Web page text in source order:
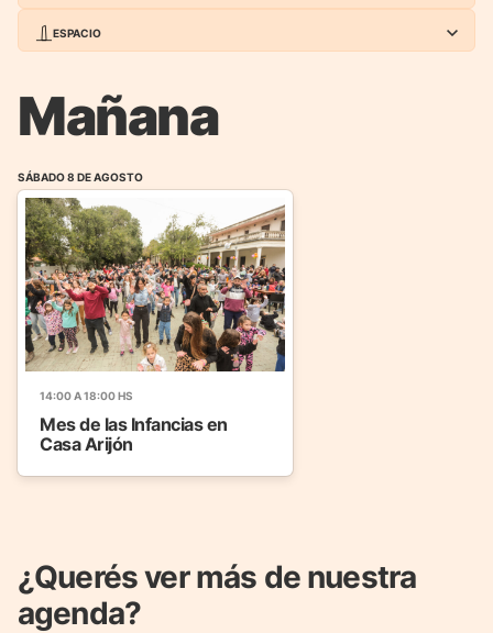
FERIA DEL LIBRO
LITERATURA
MÚSICA
TEATRO
ESPACIO
CASA DEL BRIGADIER
CASA DE LA CULTURA
Mañana
SÁBADO 8 DE AGOSTO
14:00 A 18:00 HS
Mes de las Infancias en
Casa Arijón
¿Querés ver más de nuestra
agenda?